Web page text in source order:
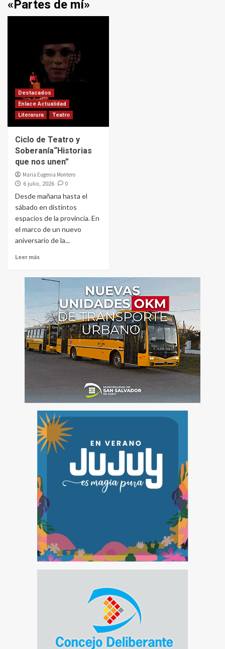
«Partes de mí»
Destacados
Enlace Actualidad
Literarura
Teatro
Ciclo de Teatro y
Soberanía“Historias
que nos unen”
Maria Eugenia Montero
6 julio, 2026 0
Desde mañana hasta el
sábado en distintos
espacios de la provincia. En
el marco de un nuevo
aniversario de la...
Leer más